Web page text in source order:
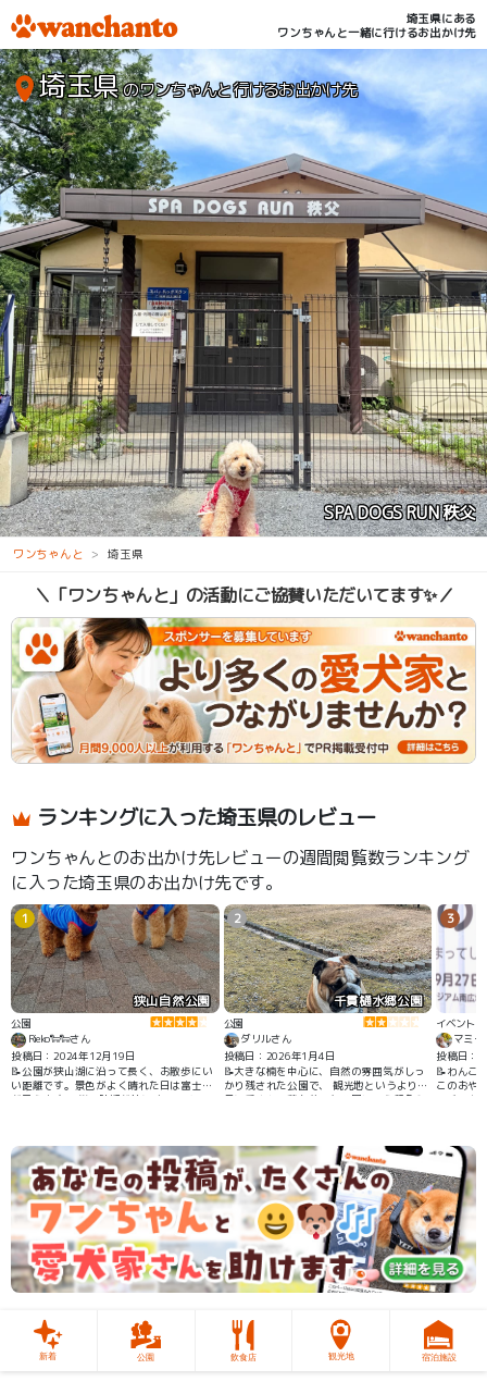
埼玉県にある
ワンちゃんと一緒に行けるお出かけ先
DOGS RUN 秩父 花の里
埼玉県のワンちゃんと行けるお出かけ先
ワンちゃんと 埼玉県
＼「ワンちゃんと」の活動にご協賛いただいてます✨／
ランキングに入った埼玉県のレビュー
ワンちゃんとのお出かけ先レビューの週間閲覧数ランキング
に入った埼玉県のお出かけ先です。
1
狭山自然公園
公園
Rieko🐑🐑さん
投稿日：2024年12月19日
📝公園が狭山湖に沿って長く、お散歩にい
い距離です。景色がよく晴れた日は富士山
が見えます。 桜の時期が特にオススメ。
2
千貫樋水郷公園
公園
ダリルさん
投稿日：2026年1月4日
📝大きな楠を中心に、自然の雰囲気がしっ
かり残された公園で、 観光地というより地
元に愛される落ち着いた公園という印象🌸
3
イベント
マミー
投稿日：
📝わんこ
このおや
ッチンカ
新着 公園 飲食店 観光地 宿泊施設